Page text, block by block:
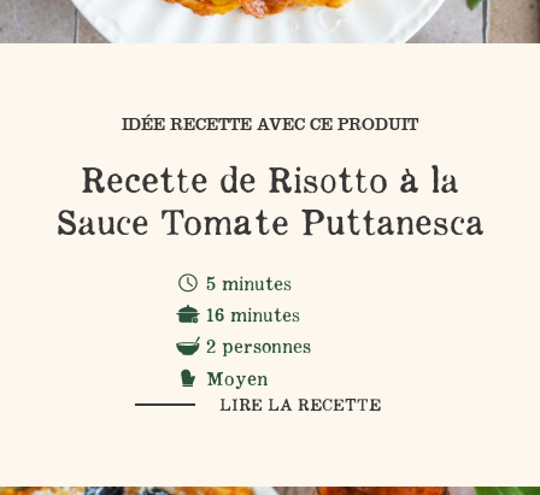
IDÉE RECETTE AVEC CE PRODUIT
Recette de Risotto à la
Sauce Tomate Puttanesca
5 minutes
16 minutes
2 personnes
Moyen
LIRE LA RECETTE